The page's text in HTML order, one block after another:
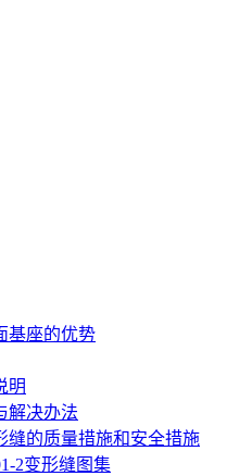
基座的优势
明
解决办法
缝的质量措施和安全措施
2变形缝图集